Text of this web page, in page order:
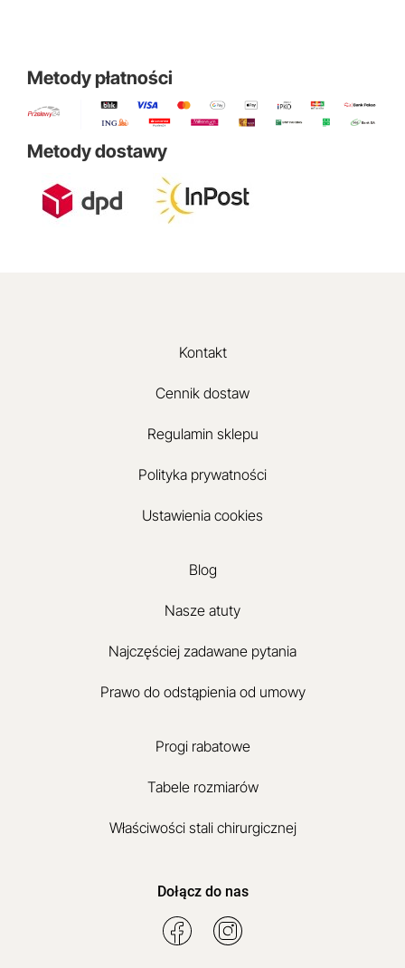
Metody płatności
Metody dostawy
Kontakt
Cennik dostaw
Regulamin sklepu
Polityka prywatności
Ustawienia cookies
Blog
Nasze atuty
Najczęściej zadawane pytania
Prawo do odstąpienia od umowy
Progi rabatowe
Tabele rozmiarów
Właściwości stali chirurgicznej
Dołącz do nas